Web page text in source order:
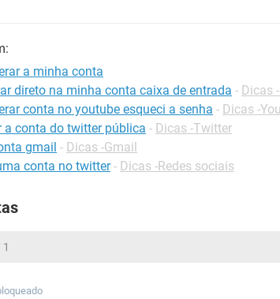
a minha conta
direto na minha conta caixa de entrada - Dicas
conta no youtube esqueci a senha - Dicas -
a conta do twitter pública - Dicas -Twitter
gmail - Dicas -Gmail
conta no twitter - Dicas -Redes sociais